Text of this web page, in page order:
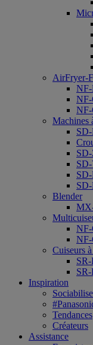
AirFryer-
Machines
Blender
Cuiseurs
Inspiration
Tendances
Créateurs
Assistance